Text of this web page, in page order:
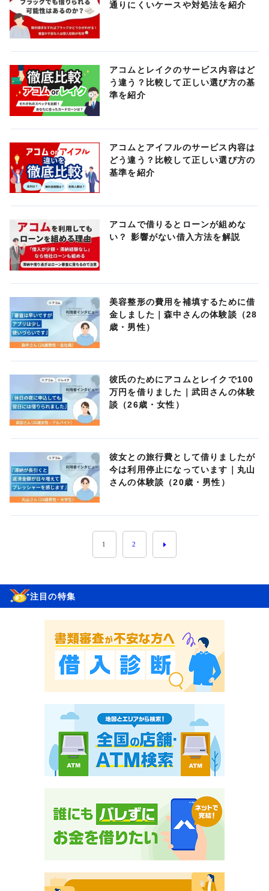
通りにくいケースや対処法を紹介
アコムとレイクのサービス内容はど
う違う？比較して正しい選び方の基
準を紹介
アコムとアイフルのサービス内容は
どう違う？比較して正しい選び方の
基準を紹介
アコムで借りるとローンが組めな
い？ 影響がない借入方法を解説
美容整形の費用を補填するために借
金しました｜森中さんの体験談（28
歳・男性）
彼氏のためにアコムとレイクで100
万円を借りました｜武田さんの体験
談（26歳・女性）
彼女との旅行費として借りましたが
今は利用停止になっています｜丸山
さんの体験談（20歳・男性）
1 2
注目の特集